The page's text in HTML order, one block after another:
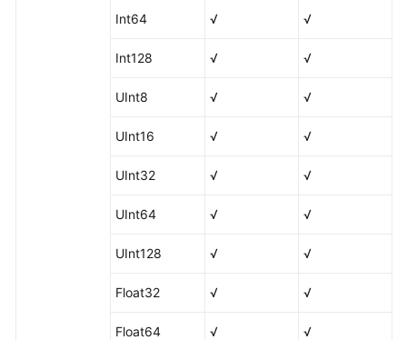
Int64 √ √
Int128 √ √
UInt8 √ √
UInt16 √ √
UInt32 √ √
UInt64 √ √
UInt128 √ √
Float32 √ √
Float64 √ √